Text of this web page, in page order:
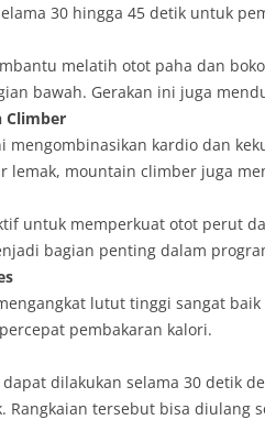
30 hingga 45 detik untuk
melatih otot paha dan
bawah. Gerakan ini juga
Climber
mengombinasikan kardio dan
lemak, mountain climber juga
untuk memperkuat otot perut
bagian penting dalam
lutut tinggi sangat
pembakaran kalori.
dilakukan selama 30 detik
Rangkaian tersebut bisa diulang